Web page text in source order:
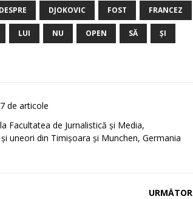
DESPRE DJOKOVIC FOST FRANCEZ
LUI NU OPEN SĂ ȘI
de articole
Facultatea de Jurnalistică și Media,
uneori din Timișoara și Munchen, Germania
URMĂTOR